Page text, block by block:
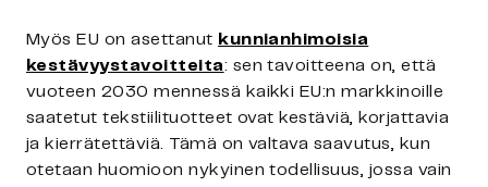
Myös EU on asettanut kunnianhimoisia
kestävyystavoitteita: sen tavoitteena on, että
vuoteen 2030 mennessä kaikki EU:n markkinoille
saatetut tekstiilituotteet ovat kestäviä, korjattavia
ja kierrätettäviä. Tämä on valtava saavutus, kun
otetaan huomioon nykyinen todellisuus, jossa vain